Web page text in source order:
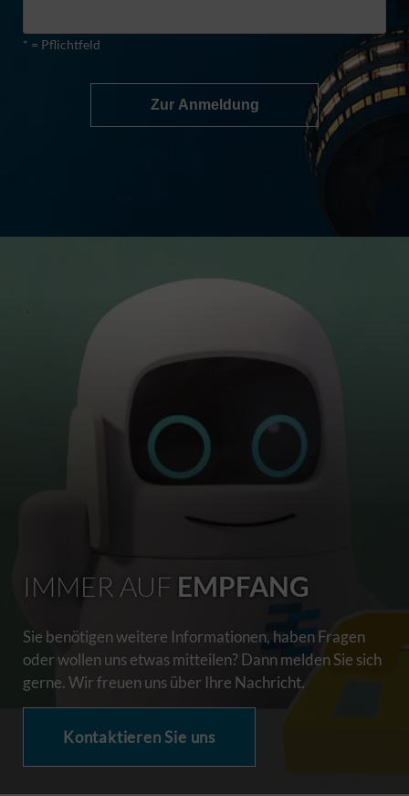
* = Pflichtfeld
Zur Anmeldung
IMMER AUF EMPFANG
Sie benötigen weitere Informationen, haben Fragen
oder wollen uns etwas mitteilen? Dann melden Sie sich
gerne. Wir freuen uns über Ihre Nachricht.
Kontaktieren Sie uns